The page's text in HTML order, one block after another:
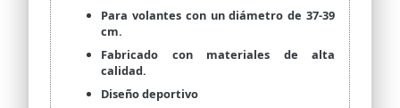
Para volantes con un diámetro de 37-39
cm.
Fabricado con materiales de alta
calidad.
Diseño deportivo